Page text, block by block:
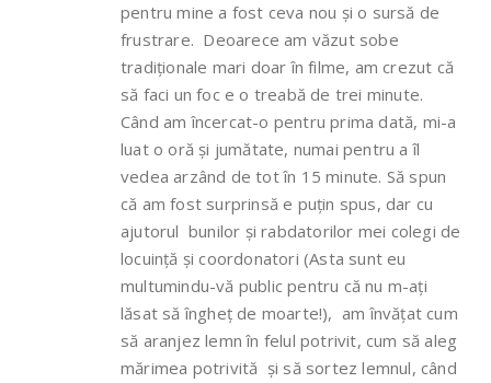
pentru mine a fost ceva nou și o sursă de
frustrare. Deoarece am văzut sobe
tradiționale mari doar în filme, am crezut că
să faci un foc e o treabă de trei minute.
Când am încercat-o pentru prima dată, mi-a
luat o oră și jumătate, numai pentru a îl
vedea arzând de tot în 15 minute. Să spun
că am fost surprinsă e puțin spus, dar cu
ajutorul bunilor și rabdatorilor mei colegi de
locuință și coordonatori (Asta sunt eu
multumindu-vă public pentru că nu m-ați
lăsat să îngheț de moarte!), am învățat cum
să aranjez lemn în felul potrivit, cum să aleg
mărimea potrivită și să sortez lemnul, când